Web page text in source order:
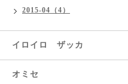
2015-04（4）
イロイロ ザッカ
オミセ